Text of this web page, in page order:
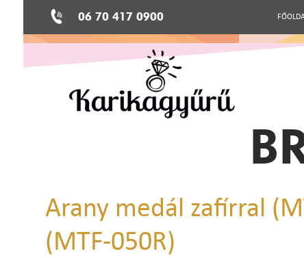
06 70 417 0900
Arany medál zafírral
(MTF-050R)